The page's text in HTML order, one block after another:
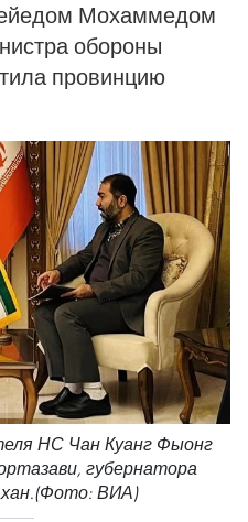
Мохаммедом
обороны
провинцию
НС Чан Куанг Фыонг
губернатора
ВИА)